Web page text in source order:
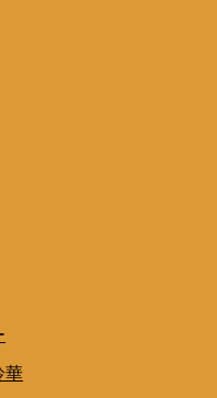
華